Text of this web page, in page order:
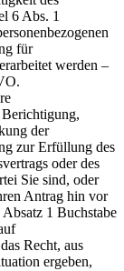
6 Abs. 1
für
werden –
Berichtigung,
der
zur Erfüllung des
oder des
Sie sind, oder
Antrag hin vor
1 Buchstabe
Recht, aus
ergeben,